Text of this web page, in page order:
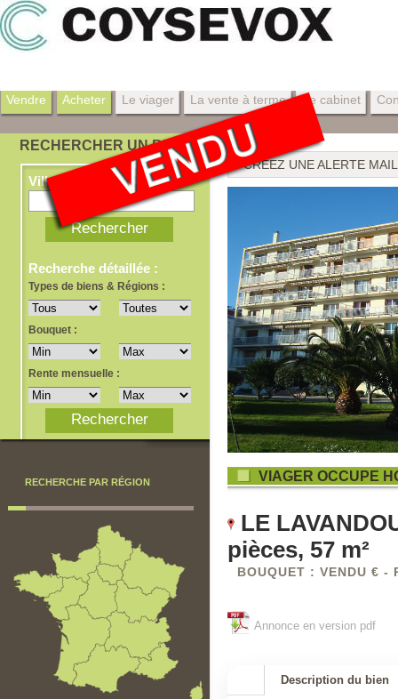
Vendre Acheter Le viager La vente à terme Le cabinet
RECHERCHER UN BIEN
Ville, dept, ref
Recherche détaillée :
Types de biens & Régions :
Bouquet :
Rente mensuelle :
RECHERCHE PAR RÉGION
CRÉEZ UNE ALERTE MAIL
VIAGER OCCUPE
LE
pièces, 57 m²
BOUQUET : VENDU € -
Annonce en version pdf
Description du bien